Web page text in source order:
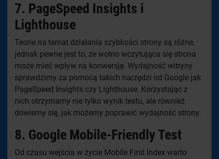
7. PageSpeed Insights i
Lighthouse
Teorie na temat działania szybkości strony są różne,
jednak pewne jest to, że wolno wczytująca się strona
może mieć wpływ na konwersję. Wydajność witryny
sprawdzimy za pomocą takich narzędzi od Google jak
PageSpeed Insights czy Lighthouse. Korzystając z
nich otrzymamy nie tylko wynik testu, ale również
dowiemy się, jak możemy poprawić wydajność strony.
8. Google Mobile-Friendly Test
Od czasu wejścia w życie Mobile First Index warto